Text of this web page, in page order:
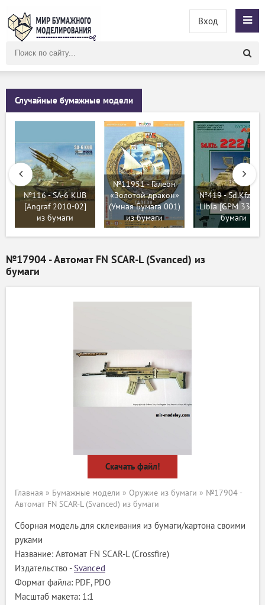
сайту
Вход
Случайные бумажные модели
№116 - SA-6 KUB
[Angraf 2010-02]
из бумаги
№11951 - Галеон
«Золотой дракон»
(Умная Бумага 001)
из бумаги
№419 - Sd.Kfz.
Libia [GPM 335]
бумаги
№17904 - Автомат FN SCAR-L (Svanced) из
бумаги
Скачать файл!
Главная » Бумажные модели » Оружие из бумаги » №17904 -
Автомат FN SCAR-L (Svanced) из бумаги
Сборная модель для склеивания из бумаги/картона своими
руками
Название: Автомат FN SCAR-L (Crossfire)
Издательство -Svanced
Формат файла: PDF, PDO
Масштаб макета: 1:1